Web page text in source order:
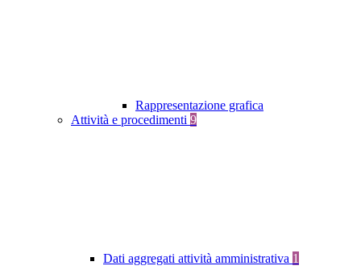
Rappresentazione grafica
Attività e procedimenti 9
Dati aggregati attività amministrativa 1